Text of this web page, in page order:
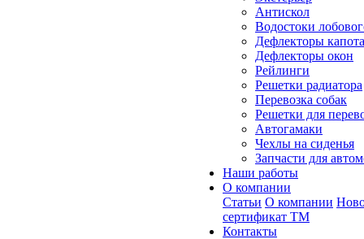
Антискол
Водостоки
Дефлекторы капота
Дефлекторы окон
Рейлинги
Решетки радиатора
Перевозка собак
Решетки для
Автогамаки
Чехлы на сиденья
Запчасти для
Наши работы
О компании
Статьи О компании
сертификат ТМ
Контакты